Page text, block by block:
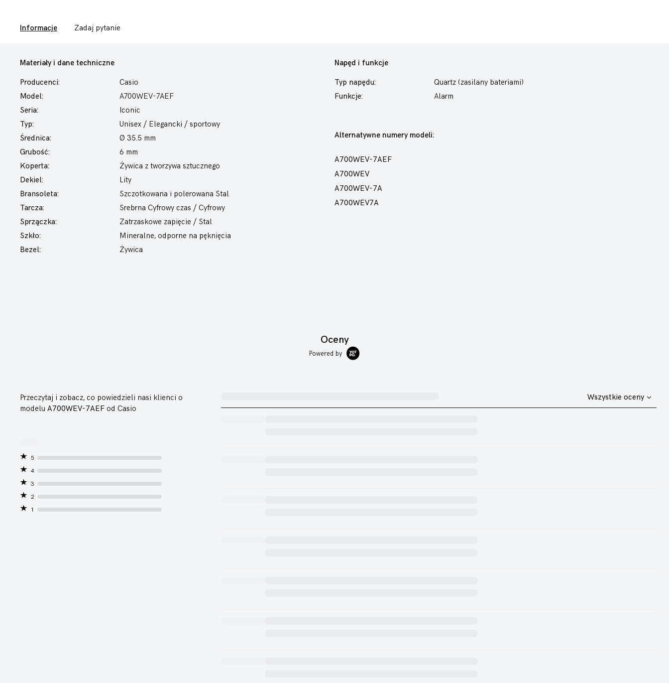
Informacje Zadaj pytanie
Materiały i dane techniczne
Producenci:
Casio
Model:
A700WEV-7AEF
Seria:
Iconic
Typ:
Unisex / Elegancki / sportowy
Średnica:
Ø 35.5 mm
Grubość:
6 mm
Koperta:
Żywica z tworzywa sztucznego
Dekiel:
Lity
Bransoleta:
Szczotkowana i polerowana Stal
Tarcza:
Srebrna Cyfrowy czas / Cyfrowy
Sprzączka:
Zatrzaskowe zapięcie / Stal
Szkło:
Mineralne, odporne na pęknięcia
Bezel:
Żywica
Napęd i funkcje
Typ napędu:
Quartz (zasilany bateriami)
Funkcje:
Alarm
Alternatywne numery modeli:
A700WEV-7AEF
A700WEV
A700WEV-7A
A700WEV7A
Oceny
Powered by
Przeczytaj i zobacz, co powiedzieli nasi klienci o
modelu A700WEV-7AEF od Casio
5
4
3
2
1
Wszystkie oceny